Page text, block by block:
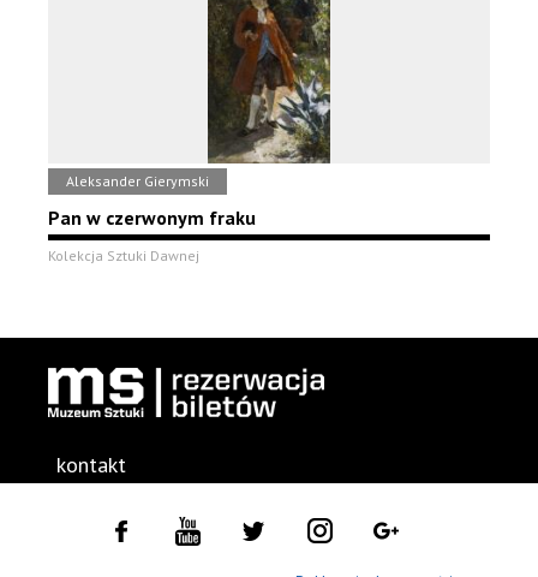
Aleksander Gierymski
Pan w czerwonym fraku
Kolekcja Sztuki Dawnej
kontakt